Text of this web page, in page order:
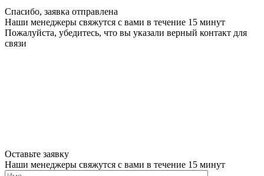
Спасибо, заявка отправлена
Наши менеджеры свяжутся с вами в течение 15 минут
Пожалуйста, убедитесь, что вы указали верный контакт для
связи
Оставьте заявку
Наши менеджеры свяжутся с вами в течение 15 минут